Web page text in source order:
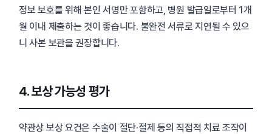
정보 보호를 위해 본인 서명만 포함하고, 병원 발급일로부터 1개
월 이내 제출하는 것이 좋습니다. 불완전 서류로 지연될 수 있으
니 사본 보관을 권장합니다.
4. 보상 가능성 평가
약관상 보상 요건은 수술이 절단·절제 등의 직접적 치료 조작이